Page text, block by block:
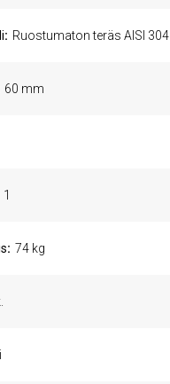
Ruostumaton teräs AISI 304
60 mm
1
74 kg